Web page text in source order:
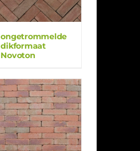
ongetrommelde
dikformaat
Novoton